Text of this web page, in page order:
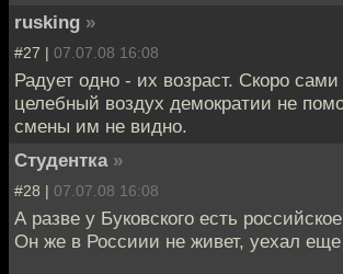
rusking »
#27 | 07.07.08 16:08
Радует одно - их возраст. Скоро
целебный воздух демократии не
смены им не видно.
Студентка »
#28 | 07.07.08 16:08
А разве у Буковского есть
Он же в Россиии не живет, уехал